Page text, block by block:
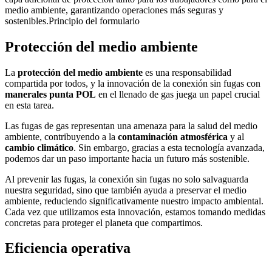
medio ambiente, garantizando operaciones más seguras y
sostenibles.Principio del formulario
Protección del medio ambiente
La protección del medio ambiente es una responsabilidad
compartida por todos, y la innovación de la conexión sin fugas con
manerales punta POL en el llenado de gas juega un papel crucial
en esta tarea.
Las fugas de gas representan una amenaza para la salud del medio
ambiente, contribuyendo a la contaminación atmosférica y al
cambio climático. Sin embargo, gracias a esta tecnología avanzada,
podemos dar un paso importante hacia un futuro más sostenible.
Al prevenir las fugas, la conexión sin fugas no solo salvaguarda
nuestra seguridad, sino que también ayuda a preservar el medio
ambiente, reduciendo significativamente nuestro impacto ambiental.
Cada vez que utilizamos esta innovación, estamos tomando medidas
concretas para proteger el planeta que compartimos.
Eficiencia operativa